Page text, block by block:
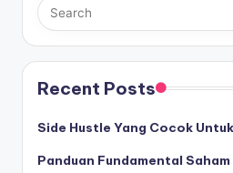
Recent Posts
Side Hustle Yang Cocok
Panduan Fundamental